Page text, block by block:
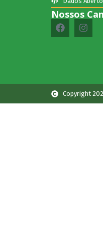
Nossos
Copyright